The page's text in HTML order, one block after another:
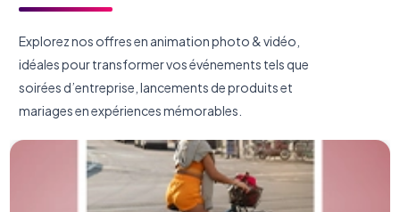
Explorez nos offres en animation photo & vidéo,
idéales pour transformer vos événements tels que
soirées d’entreprise, lancements de produits et
mariages en expériences mémorables.